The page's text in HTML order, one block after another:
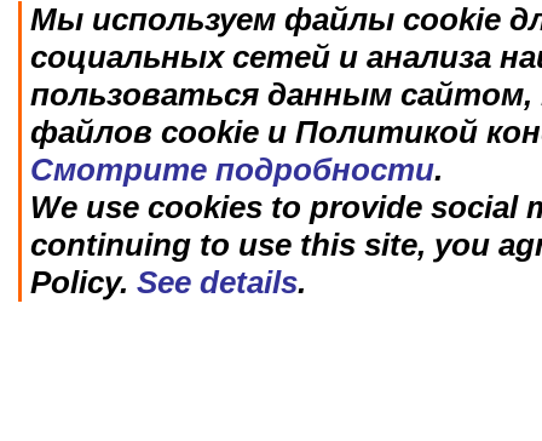
Мы используем файлы cookie
социальных сетей и анализа
пользоваться данным
файлов cookie и Политикой
Смотрите подробности.
We use cookies to provide social
continuing to use this site, you
Policy. See details.